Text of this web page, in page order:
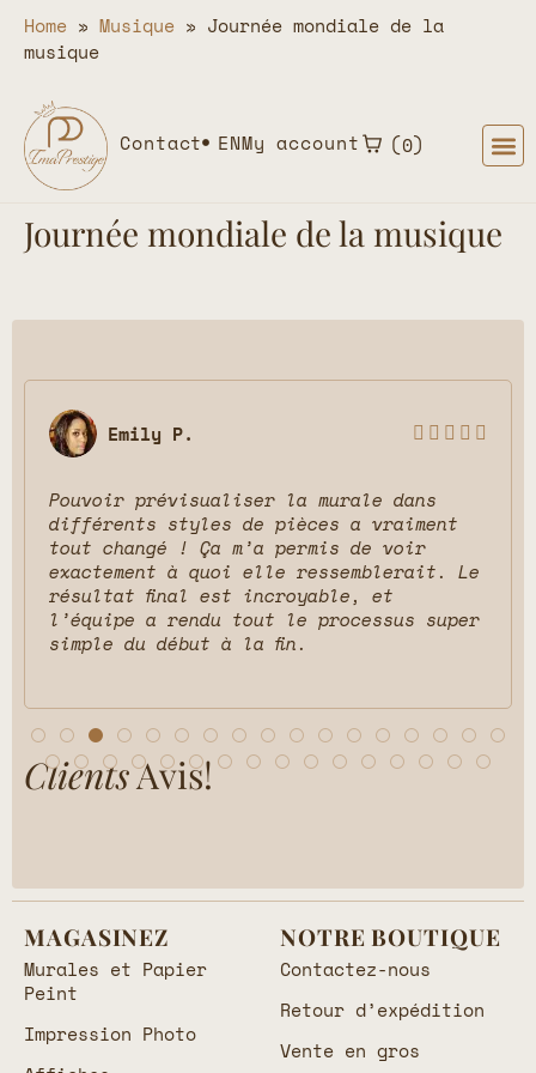
Home » Musique » Journée mondiale de la
musique
Contact ENMy account 0
Journée mondiale de la musique
Emily P.     
Pouvoir prévisualiser la murale dans
différents styles de pièces a vraiment
tout changé ! Ça m’a permis de voir
exactement à quoi elle ressemblerait. Le
résultat final est incroyable, et
l’équipe a rendu tout le processus super
simple du début à la fin.
ClientsAvis!
MAGASINEZ
Murales et Papier
Peint
Impression Photo
NOTRE BOUTIQUE
Contactez-nous
Retour d’expédition
Vente en gros